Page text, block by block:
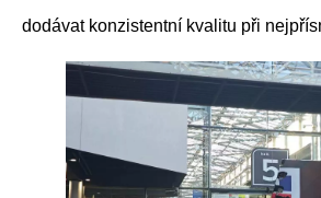
dodávat konzistentní kvalitu při